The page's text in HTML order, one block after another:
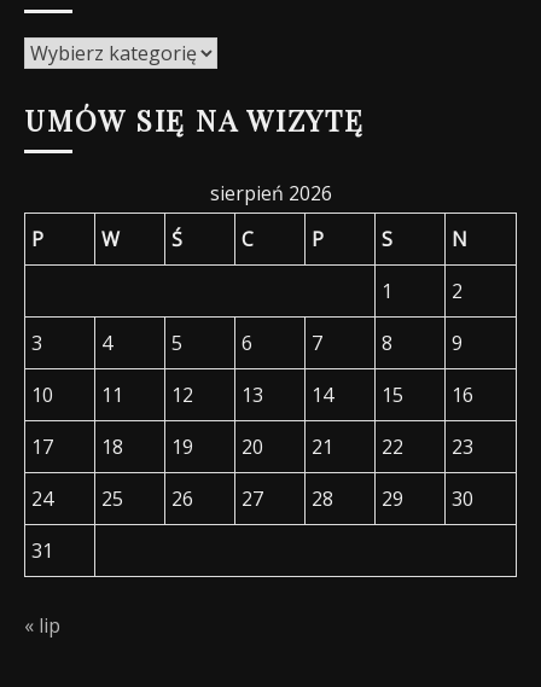
Kategorie
UMÓW SIĘ NA WIZYTĘ
sierpień 2026
P
W Ś C P S
N
1
2
3
4 5 6 7 8
9
10
11 12 13 14 15
16
17
18 19 20 21 22
23
24
25 26 27 28 29
30
31
« lip